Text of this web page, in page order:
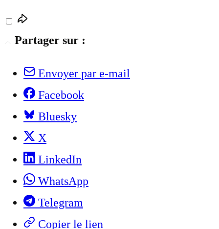
Partager sur :
Envoyer par e-mail
Facebook
Bluesky
X
LinkedIn
WhatsApp
Telegram
Copier le lien